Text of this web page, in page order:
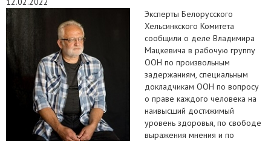
Эксперты Белорусского
Хельсинкского Комитета
сообщили о деле Владимира
Мацкевича в рабочую группу
ООН по произвольным
задержаниям, специальным
докладчикам ООН по вопросу
о праве каждого человека на
наивысший достижимый
уровень здоровья, по свободе
выражения мнения и по